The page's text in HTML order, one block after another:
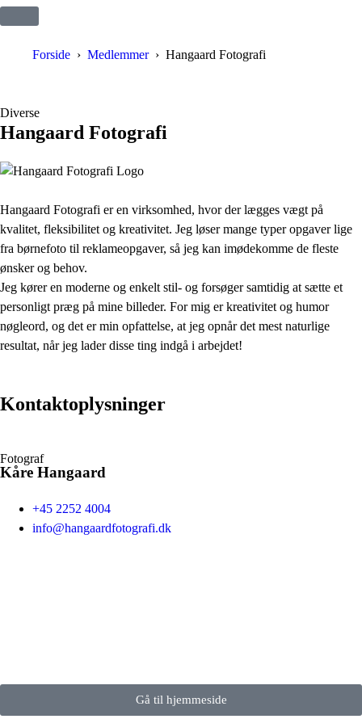
Forside Medlemmer Hangaard Fotografi
Diverse
Hangaard Fotografi
Hangaard Fotografi er en virksomhed, hvor der lægges vægt på
kvalitet, fleksibilitet og kreativitet. Jeg løser mange typer opgaver lige
fra børnefoto til reklameopgaver, så jeg kan imødekomme de fleste
ønsker og behov.
Jeg kører en moderne og enkelt stil- og forsøger samtidig at sætte et
personligt præg på mine billeder. For mig er kreativitet og humor
nøgleord, og det er min opfattelse, at jeg opnår det mest naturlige
resultat, når jeg lader disse ting indgå i arbejdet!
Kontaktoplysninger
Fotograf
Kåre Hangaard
+45 2252 4004
info@hangaardfotografi.dk
Gå til hjemmeside